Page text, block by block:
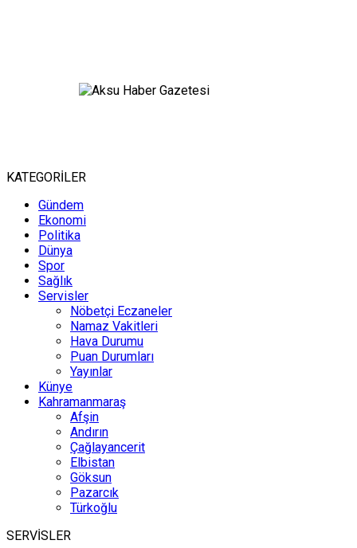
KATEGORİLER
Gündem
Ekonomi
Politika
Dünya
Spor
Sağlık
Servisler
Nöbetçi Eczaneler
Namaz Vakitleri
Hava Durumu
Puan Durumları
Yayınlar
Künye
Kahramanmaraş
Afşin
Andırın
Çağlayancerit
Elbistan
Göksun
Pazarcık
Türkoğlu
SERVİSLER